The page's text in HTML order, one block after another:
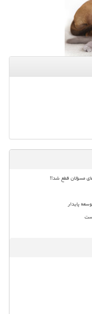
مسؤلان قطع شد!!
پایدار